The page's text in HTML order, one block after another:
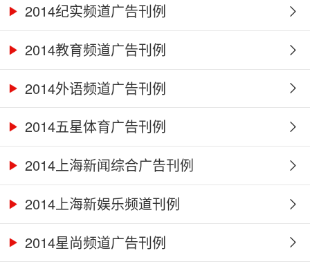
2014纪实频道广告刊例
2014教育频道广告刊例
2014外语频道广告刊例
2014五星体育广告刊例
2014上海新闻综合广告刊例
2014上海新娱乐频道刊例
2014星尚频道广告刊例